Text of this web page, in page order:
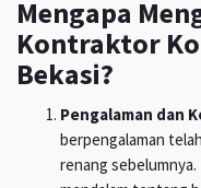
Mengapa
Kontraktor
Bekasi?
Pengalaman dan
berpengalaman
renang